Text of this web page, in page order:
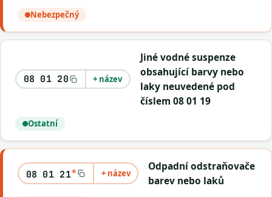
Nebezpečný
08 01 20 + název
Jiné vodné suspenze
obsahující barvy nebo
laky neuvedené pod
číslem 08 01 19
Ostatní
08 01 21* + název
Odpadní odstraňovače
barev nebo laků